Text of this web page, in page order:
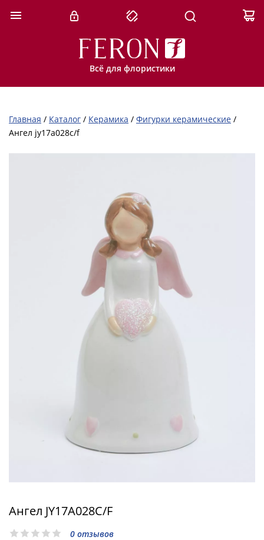
Всё для флористики
Главная / Каталог / Керамика / Фигурки керамические /
Ангел jy17a028c/f
Ангел JY17A028C/F
0 отзывов